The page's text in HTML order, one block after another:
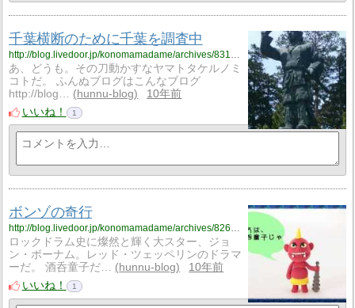
千葉横断のために千葉を調査中
http://blog.livedoor.jp/konomamadame/archives/8313083.html
あ、どうも。その刀動かすなヤマトタケルノミ
コトだ。 ふんぬブログはこんなブログ
http://blog…
hunnu-blog
10年前
いいね！
1
ボンゾの奇行
http://blog.livedoor.jp/konomamadame/archives/8260791.html
ロックドラム史に燦然と輝く大スター、ジョ
ン・ボーナム。レッド・ツェッペリンのドラマ
ーだ。 酒呑童子だ…
hunnu-blog
10年前
いいね！
1